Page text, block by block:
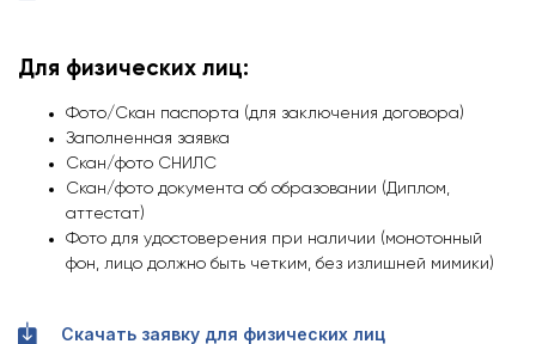
Для физических лиц:
Фото/Скан паспорта (для заключения договора)
Заполненная заявка
Скан/фото СНИЛС
Скан/фото документа об образовании (Диплом,
аттестат)
Фото для удостоверения при наличии (монотонный
фон, лицо должно быть четким, без излишней мимики)
Скачать заявку для физических лиц